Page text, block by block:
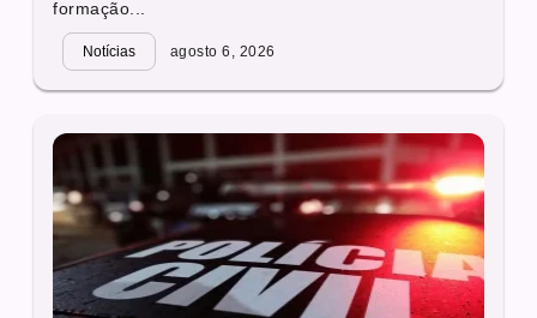
formação...
Notícias agosto 6, 2026